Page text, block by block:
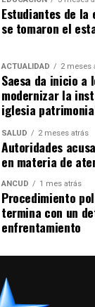
Estudiantes de la
se tomaron el
ACTUALIDAD 2 meses
Saesa da inicio a
modernizar la
iglesia
SALUD 2 meses atrás
Autoridades
en materia de
ANCUD 1 mes atrás
Procedimiento
termina con un
enfrentamiento